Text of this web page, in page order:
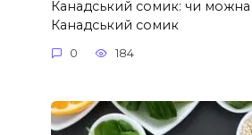
Канадський сомик: чи можна
Канадський сомик
0 184